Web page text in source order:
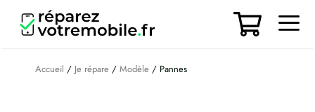
contenu
Accueil / Je répare / Modèle / Pannes